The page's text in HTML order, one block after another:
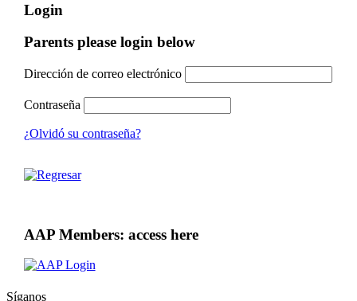
Login
Parents please login below
Dirección de correo electrónico
Contraseña
¿Olvidó su contraseña?
AAP Members: access here
Síganos